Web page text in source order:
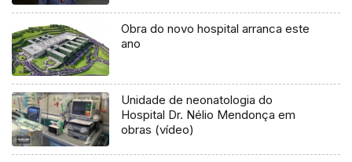
Obra do novo hospital arranca este
ano
Unidade de neonatologia do
Hospital Dr. Nélio Mendonça em
obras (vídeo)